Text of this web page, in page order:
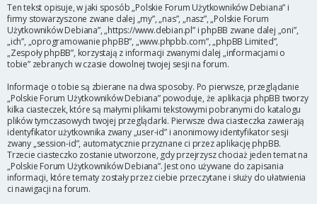
Ten tekst opisuje, w jaki sposób „Polskie Forum Użytkowników Debiana” i
firmy stowarzyszone zwane dalej „my”, „nas”, „nasz”, „Polskie Forum
Użytkowników Debiana”, „https://www.debian.pl” i phpBB zwane dalej „oni”,
„ich”, „oprogramowanie phpBB”, „www.phpbb.com”, „phpBB Limited”,
„Zespoły phpBB”, korzystają z informacji zwanymi dalej „informacjami o
tobie” zebranych w czasie dowolnej twojej sesji na forum.
Informacje o tobie są zbierane na dwa sposoby. Po pierwsze, przeglądanie
„Polskie Forum Użytkowników Debiana” powoduje, że aplikacja phpBB tworzy
kilka ciasteczek, które są małymi plikami tekstowymi pobranymi do katalogu
plików tymczasowych twojej przeglądarki. Pierwsze dwa ciasteczka zawierają
identyfikator użytkownika zwany „user-id” i anonimowy identyfikator sesji
zwany „session-id”, automatycznie przyznane ci przez aplikację phpBB.
Trzecie ciasteczko zostanie utworzone, gdy przejrzysz chociaż jeden temat na
„Polskie Forum Użytkowników Debiana”. Jest ono używane do zapisania
informacji, które tematy zostały przez ciebie przeczytane i służy do ułatwienia
ci nawigacji na forum.